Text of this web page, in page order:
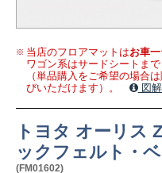
当店のフロアマットはお車
ワゴン系はサードシートま
（単品購入をご希望の場合
びいただけます）。
図解
トヨタ オーリス
ックフェルト・
(FM01602)